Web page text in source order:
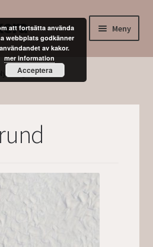
Meny
bakgrund
att fortsätta använda
webbplats godkänner
av kakor.
mer information
Acceptera